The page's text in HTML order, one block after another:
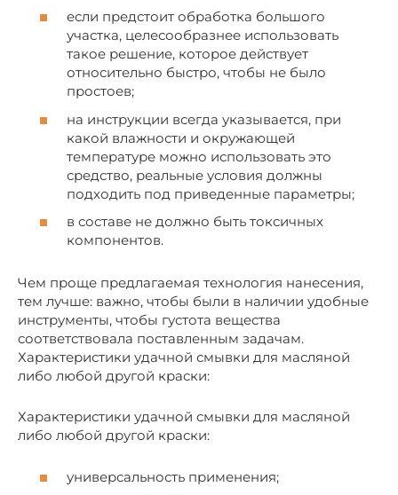
если предстоит обработка большого
участка, целесообразнее использовать
такое решение, которое действует
относительно быстро, чтобы не было
простоев;
на инструкции всегда указывается, при
какой влажности и окружающей
температуре можно использовать это
средство, реальные условия должны
подходить под приведенные параметры;
в составе не должно быть токсичных
компонентов.
Чем проще предлагаемая технология нанесения,
тем лучше: важно, чтобы были в наличии удобные
инструменты, чтобы густота вещества
соответствовала поставленным задачам.
Характеристики удачной смывки для масляной
либо любой другой краски:
Характеристики удачной смывки для масляной
либо любой другой краски:
универсальность применения;